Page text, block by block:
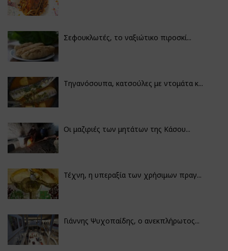
Σεφουκλωτές, το ναξιώτικο πιροσκί...
Τηγανόσουπα, κατσούλες με ντομάτα κ...
Οι μαζιριές των μητάτων της Κάσου...
Τέχνη, η υπεραξία των χρήσιμων πραγ...
Γιάννης Ψυχοπαίδης, ο ανεκπλήρωτος...